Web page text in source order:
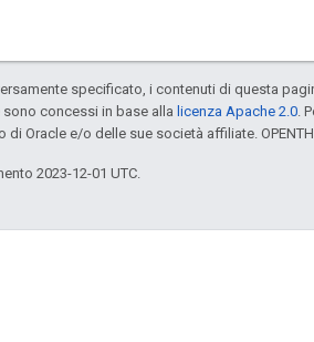
specificato, i contenuti di questa
concessi in base alla licenza Apache 2.0.
di Oracle e/o delle sue società affiliate.
2023-12-01 UTC.